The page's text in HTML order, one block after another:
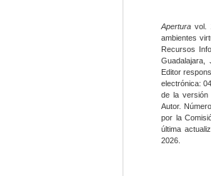
Apertura vol.
ambientes
Recursos
Editor
electrónica:
de la versión
Autor.
por la
última
2026.